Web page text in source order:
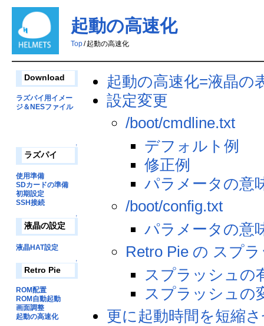
起動の高速化
Top / 起動の高速化
Download
ラズパイ用イメー
ジ＆NESファイル
↑
ラズパイ
使用準備
SDカードの準備
初期設定
SSH接続
↑
液晶の設定
液晶HAT設定
↑
Retro Pie
ROM配置
ROM自動起動
画面調整
起動の高速化
起動の高速化=液晶の
設定変更
/boot/cmdline.txt
デフォルト例
修正例
パラメータの意
/boot/config.txt
パラメータの意
Retro Pie の スプ
スプラッシュの
スプラッシュの
更に起動時間を短縮